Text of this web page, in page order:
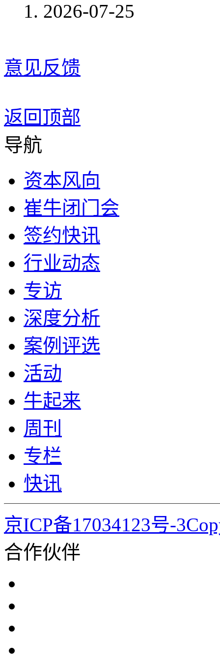
2026-07-25
意见反馈
返回顶部
导航
资本风向
崔牛闭门会
签约快讯
行业动态
专访
深度分析
案例评选
活动
牛起来
周刊
专栏
快讯
京ICP备17034123号-
合作伙伴